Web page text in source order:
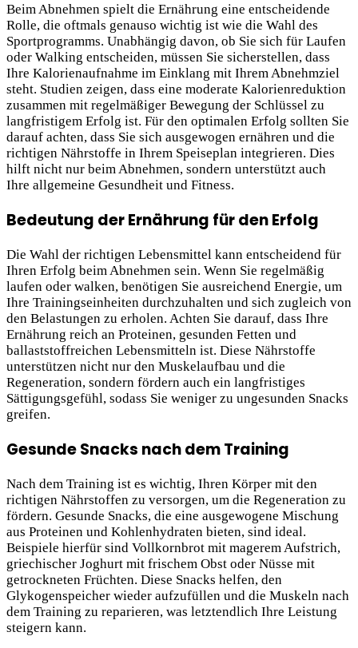
Beim Abnehmen spielt die Ernährung eine entscheidende
Rolle, die oftmals genauso wichtig ist wie die Wahl des
Sportprogramms. Unabhängig davon, ob Sie sich für Laufen
oder Walking entscheiden, müssen Sie sicherstellen, dass
Ihre Kalorienaufnahme im Einklang mit Ihrem Abnehmziel
steht. Studien zeigen, dass eine moderate Kalorienreduktion
zusammen mit regelmäßiger Bewegung der Schlüssel zu
langfristigem Erfolg ist. Für den optimalen Erfolg sollten Sie
darauf achten, dass Sie sich ausgewogen ernähren und die
richtigen Nährstoffe in Ihrem Speiseplan integrieren. Dies
hilft nicht nur beim Abnehmen, sondern unterstützt auch
Ihre allgemeine Gesundheit und Fitness.
Bedeutung der Ernährung für den Erfolg
Die Wahl der richtigen Lebensmittel kann entscheidend für
Ihren Erfolg beim Abnehmen sein. Wenn Sie regelmäßig
laufen oder walken, benötigen Sie ausreichend Energie, um
Ihre Trainingseinheiten durchzuhalten und sich zugleich von
den Belastungen zu erholen. Achten Sie darauf, dass Ihre
Ernährung reich an Proteinen, gesunden Fetten und
ballaststoffreichen Lebensmitteln ist. Diese Nährstoffe
unterstützen nicht nur den Muskelaufbau und die
Regeneration, sondern fördern auch ein langfristiges
Sättigungsgefühl, sodass Sie weniger zu ungesunden Snacks
greifen.
Gesunde Snacks nach dem Training
Nach dem Training ist es wichtig, Ihren Körper mit den
richtigen Nährstoffen zu versorgen, um die Regeneration zu
fördern. Gesunde Snacks, die eine ausgewogene Mischung
aus Proteinen und Kohlenhydraten bieten, sind ideal.
Beispiele hierfür sind Vollkornbrot mit magerem Aufstrich,
griechischer Joghurt mit frischem Obst oder Nüsse mit
getrockneten Früchten. Diese Snacks helfen, den
Glykogenspeicher wieder aufzufüllen und die Muskeln nach
dem Training zu reparieren, was letztendlich Ihre Leistung
steigern kann.